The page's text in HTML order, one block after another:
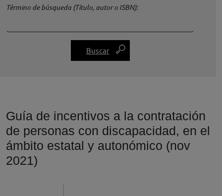
Término de búsqueda (Título, autor o ISBN)
Guía de incentivos a la contratación
de personas con discapacidad, en el
ámbito estatal y autonómico (nov
2021)